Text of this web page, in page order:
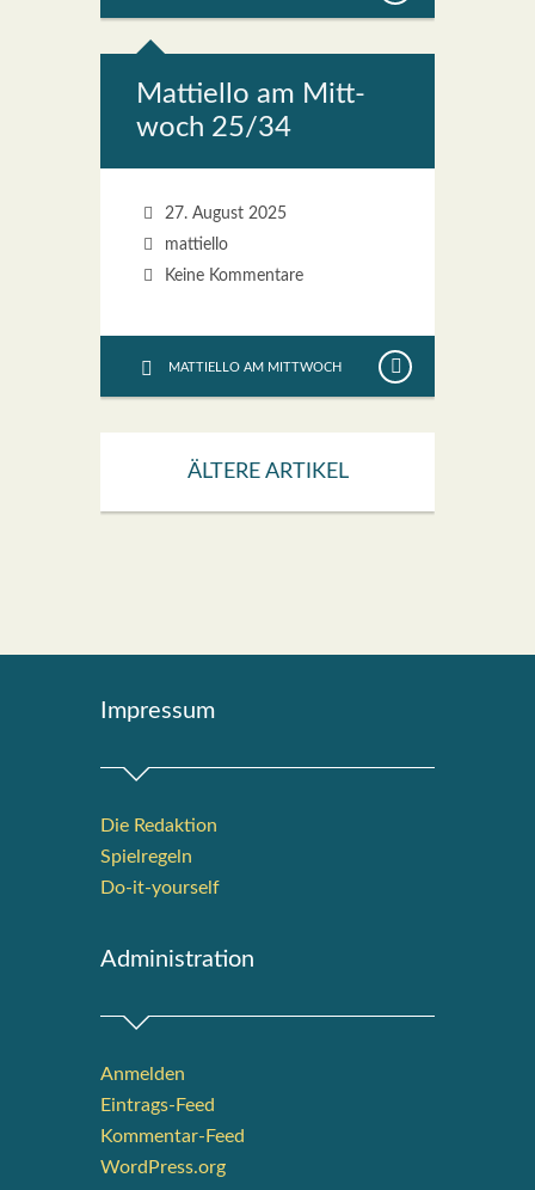
Mat­ti­el­lo am Mitt­
woch 25/34
27. August 2025
mattiello
Keine Kommentare
MATTIELLO AM MITTWOCH
ÄLTERE ARTIKEL
Impres­sum
Die Redak­ti­on
Spiel­re­geln
Do-it-your­s­elf
Admi­nis­tra­ti­on
Anmelden
Eintrags-Feed
Kommentar-Feed
WordPress.org